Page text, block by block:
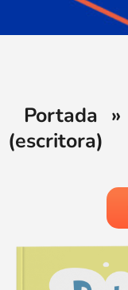
Portada »
(escritora)